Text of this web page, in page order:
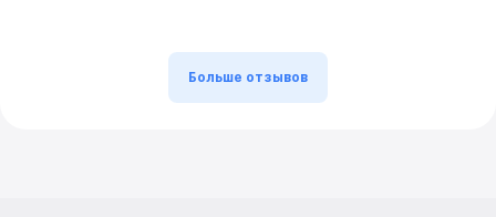
Больше отзывов